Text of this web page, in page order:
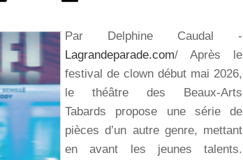
Par Delphine Caudal -
Lagrandeparade.com/ Après le
festival de clown début mai 2026,
le théâtre des Beaux-Arts
Tabards propose une série de
pièces d’un autre genre, mettant
en avant les jeunes talents.